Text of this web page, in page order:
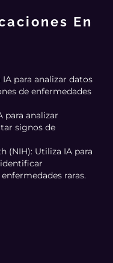
En
para analizar datos
de enfermedades
para analizar
signos de
(NIH): Utiliza IA para
raras.